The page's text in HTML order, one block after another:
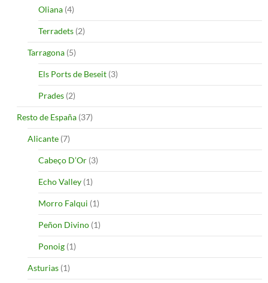
Oliana (4)
Terradets (2)
Tarragona (5)
Els Ports de Beseit (3)
Prades (2)
Resto de España (37)
Alicante (7)
Cabeço D’Or (3)
Echo Valley (1)
Morro Falqui (1)
Peñon Divino (1)
Ponoig (1)
Asturias (1)